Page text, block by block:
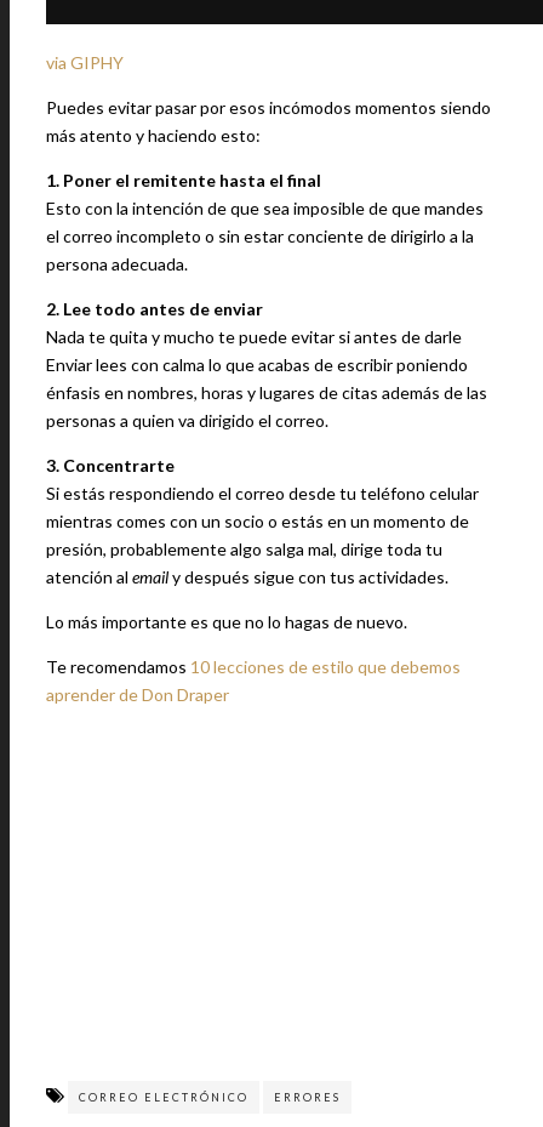
via GIPHY
Puedes evitar pasar por esos incómodos momentos siendo
más atento y haciendo esto:
1. Poner el remitente hasta el final
Esto con la intención de que sea imposible de que mandes
el correo incompleto o sin estar conciente de dirigirlo a la
persona adecuada.
2. Lee todo antes de enviar
Nada te quita y mucho te puede evitar si antes de darle
Enviar lees con calma lo que acabas de escribir poniendo
énfasis en nombres, horas y lugares de citas además de las
personas a quien va dirigido el correo.
3. Concentrarte
Si estás respondiendo el correo desde tu teléfono celular
mientras comes con un socio o estás en un momento de
presión, probablemente algo salga mal, dirige toda tu
atención al emaily después sigue con tus actividades.
Lo más importante es que no lo hagas de nuevo.
Te recomendamos 10 lecciones de estilo que debemos
aprender de Don Draper
CORREO ELECTRÓNICO ERRORES